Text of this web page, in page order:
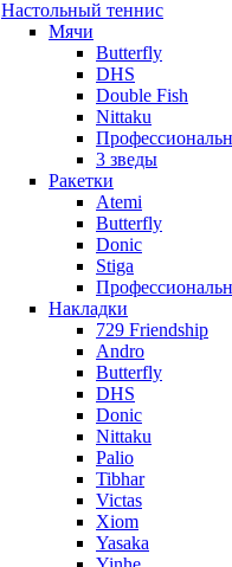
Настольный теннис
Мячи
Butterfly
DHS
Double Fish
Nittaku
3 зведы
Ракетки
Atemi
Butterfly
Donic
Stiga
Накладки
729 Friendship
Andro
Butterfly
DHS
Donic
Nittaku
Palio
Tibhar
Victas
Xiom
Yasaka